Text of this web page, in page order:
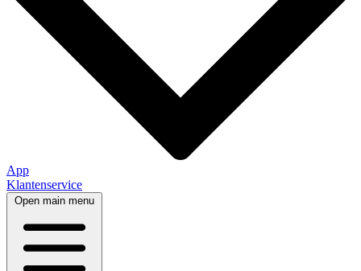
App
Klantenservice
Open main menu